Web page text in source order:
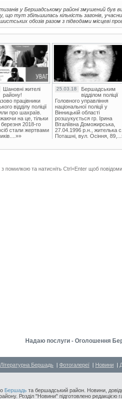
у Бершадському районі змушений був
що тут збільшилась кількість загонів,
обозів разом з підводами місцеві
Шановні жителі
району!
працівники
відділу поліції
про шахраїв.
на це, тільки
2018-го
стали жертвами
25.03.18
Бершадським
відділом поліції
Головного управління
національної поліції у
Вінницькій області
розшукується гр. Ірина
Віталіївна Доможирська,
27.04.1996 р.н., жителька с.
Поташні, вул. Осіння,
помилкою та натисніть Ctrl+Enter щоб
Надаю послуги - Оголошення
Літературна Бершадь | Фотогалереї | Новини |
Бершадь та бершадський район. Новини,
Розділ "Новини" підготовлено редакцією